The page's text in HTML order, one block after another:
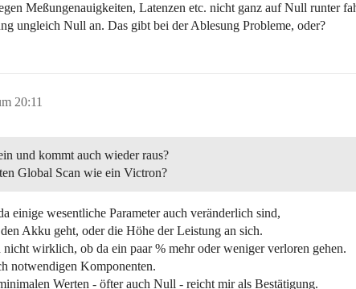
Meßungenauigkeiten, Latenzen etc. nicht ganz auf Null runter
ungleich Null an. Das gibt bei der Ablesung Probleme, oder?
20:11
und kommt auch wieder raus?
Global Scan wie ein Victron?
einige wesentliche Parameter auch veränderlich sind,
Akku geht, oder die Höhe der Leistung an sich.
wirklich, ob da ein paar % mehr oder weniger verloren gehen.
notwendigen Komponenten.
Werten - öfter auch Null - reicht mir als Bestätigung.